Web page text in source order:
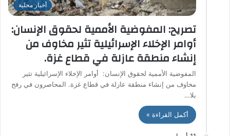
أخبار محلية
تصريح: المفوضية الأممية لحقوق الإنسان:
أوامر الإخلاء الإسرائيلية تثير مخاوف من
إنشاء منطقة عازلة في قطاع غزة.
المفوضية الأممية لحقوق الإنسان: أوامر الإخلاء الإسرائيلية تثير
مخاوف من إنشاء منطقة عازلة في قطاع غزة. المحاصرون في رفح
بلا…
أكمل القراءة »